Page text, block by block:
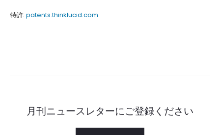
特許: patents.thinklucid.com
月刊ニュースレターにご登録ください